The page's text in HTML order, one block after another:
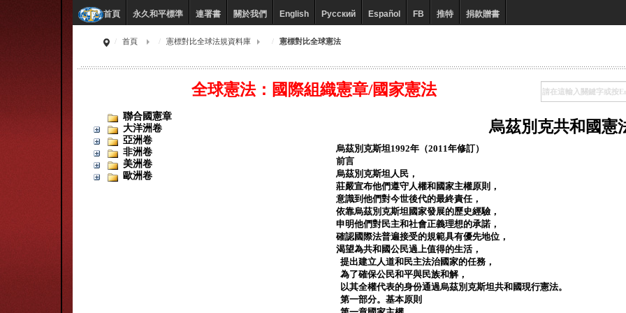
首頁 永久和平標準 連署書 關於我們 English Русский Español FB 推特 捐款贈書
首頁 憲標對比全球法規資料庫 憲標對比全球憲法
全球憲法：國際組織憲章/國家憲法
聯合國憲章
大洋洲卷
亞洲卷
非洲卷
美洲卷
歐洲卷
烏茲別克共和國憲
烏茲別克斯坦1992年（2011年修訂）
前言
烏茲別克斯坦人民，
莊嚴宣布他們遵守人權和國家主權原則，
意識到他們對今世後代的最終責任，
依靠烏茲別克斯坦國家發展的歷史經驗，
申明他們對民主和社會正義理想的承諾，
確認國際法普遍接受的規範具有優先地位，
渴望為共和國公民過上值得的生活，
提出建立人道和民主法治國家的任務，
為了確保公民和平與民族和解，
以其全權代表的身份通過烏茲別克斯坦共和國現行憲法。
第一部分。基本原則